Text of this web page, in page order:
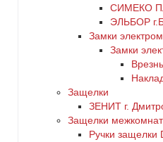
СИМЕКО
ЭЛЬБОР
Замки
Замки
Защелки
ЗЕНИТ г.
Защелки
Ручки защелки